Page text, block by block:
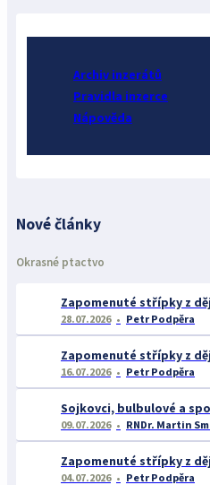
Archiv inzerátů
Pravidla inzerce
Nápověda
Nové články
Okrasné ptactvo
28.07.2026 Petr Podpěra
16.07.2026 Petr Podpěra
Sojkovci, bulbulové a
09.07.2026 RNDr. Martin
Zapomenuté střípky z
04.07.2026 Petr Podpěra